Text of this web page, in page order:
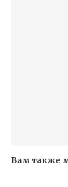
Вам также